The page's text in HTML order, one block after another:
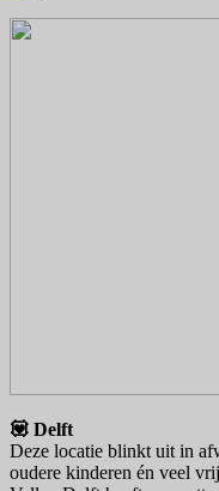
💟 Delft
Deze locatie blinkt uit in
oudere kinderen én veel